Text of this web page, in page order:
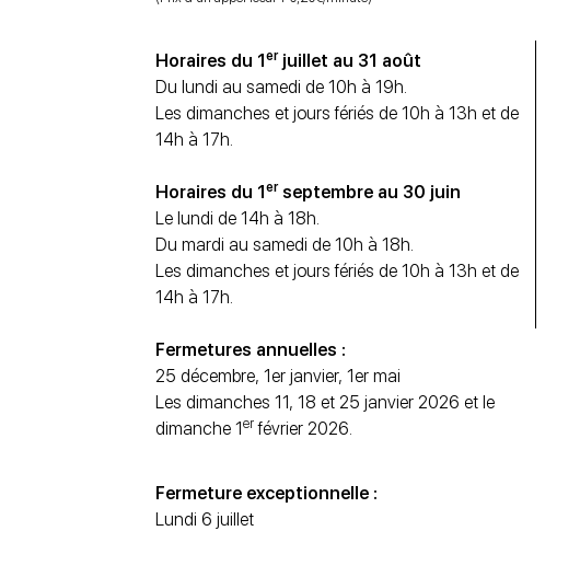
Horaires du 1erjuillet au 31 août
Du lundi au samedi de 10h à 19h.
Les dimanches et jours fériés de 10h à 13h et de
14h à 17h.
Horaires du 1erseptembre au 30 juin
Le lundi de 14h à 18h.
Du mardi au samedi de 10h à 18h.
Les dimanches et jours fériés de 10h à 13h et de
14h à 17h.
Fermetures annuelles :
25 décembre, 1er janvier, 1er mai
Les dimanches 11, 18 et 25 janvier 2026 et le
dimanche 1er février 2026.
Fermeture exceptionnelle :
Lundi 6 juillet